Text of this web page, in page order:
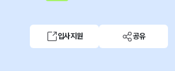
입사지원 공유